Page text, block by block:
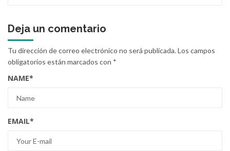
Deja un comentario
Tu dirección de correo electrónico no será publicada.Los campos
obligatorios están marcados con *
NAME*
EMAIL*